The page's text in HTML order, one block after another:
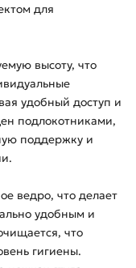
для
высоту, что
удобный доступ и
подлокотниками,
поддержку и
ведро, что делает
удобным и
что
гигиены.